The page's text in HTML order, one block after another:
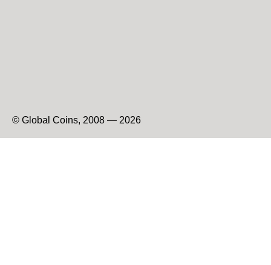
© Global Coins, 2008 — 2026